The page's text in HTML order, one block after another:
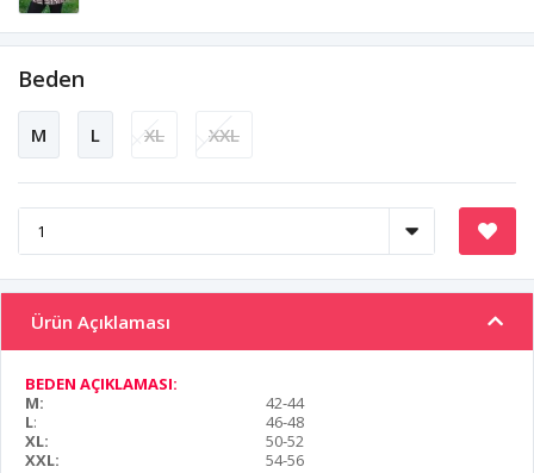
Beden
M L XL XXL
Ürün Açıklaması
BEDEN AÇIKLAMASI:
M:
42-44
L:
46-48
XL:
50-52
XXL:
54-56